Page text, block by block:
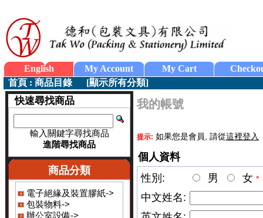
English My Account My Cart
首頁 : 商品目錄[顯示所有分類]
快速尋找商品
輸入關鍵字尋找商品
進階尋找商品
商品分類
電子絕緣及裝置膠紙->
包裝物料->
辦公室設備->
我的帳號
提示: 如果您是會員, 請從這裡登入
個人資料
性別:
男 女 *
中文姓名: